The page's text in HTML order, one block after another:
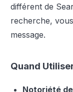
différent de
recherche,
message.
Quand
Notoriété